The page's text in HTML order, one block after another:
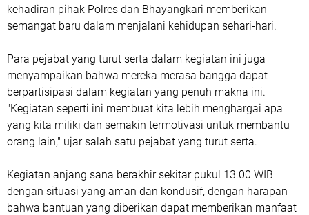
kehadiran pihak Polres dan Bhayangkari memberikan
semangat baru dalam menjalani kehidupan sehari-hari.
Para pejabat yang turut serta dalam kegiatan ini juga
menyampaikan bahwa mereka merasa bangga dapat
berpartisipasi dalam kegiatan yang penuh makna ini.
"Kegiatan seperti ini membuat kita lebih menghargai apa
yang kita miliki dan semakin termotivasi untuk membantu
orang lain," ujar salah satu pejabat yang turut serta.
Kegiatan anjang sana berakhir sekitar pukul 13.00 WIB
dengan situasi yang aman dan kondusif, dengan harapan
bahwa bantuan yang diberikan dapat memberikan manfaat